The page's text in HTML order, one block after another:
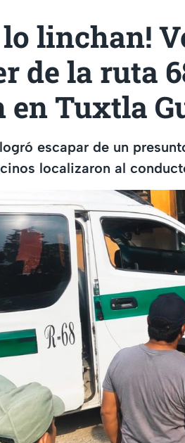
lo linchan!
de la ruta
en Tuxtla
escapar de un
localizaron al